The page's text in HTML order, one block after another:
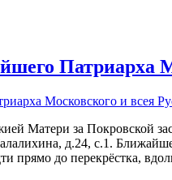
Патриарха
Матери за Покровской
д.24, с.1.
прямо до перекрёстка,